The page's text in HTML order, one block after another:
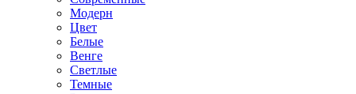
Модерн
Цвет
Белые
Венге
Светлые
Темные